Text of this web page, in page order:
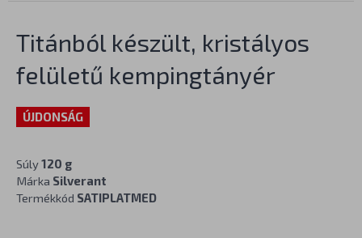
Titánból készült, kristályos
felületű kempingtányér
ÚJDONSÁG
Súly120 g
Márka Silverant
Termékkód SATIPLATMED